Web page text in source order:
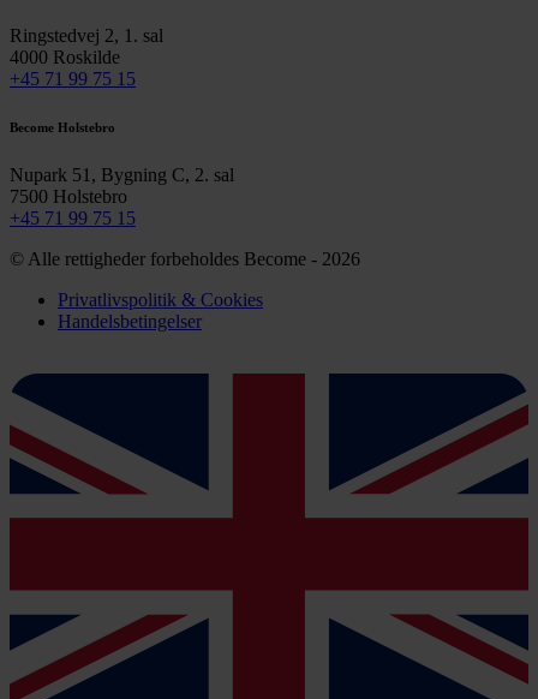
Ringstedvej 2, 1. sal
4000 Roskilde
+45 71 99 75 15
Become Holstebro
Nupark 51, Bygning C, 2. sal
7500 Holstebro
+45 71 99 75 15
© Alle rettigheder forbeholdes Become - 2026
Privatlivspolitik & Cookies
Handelsbetingelser